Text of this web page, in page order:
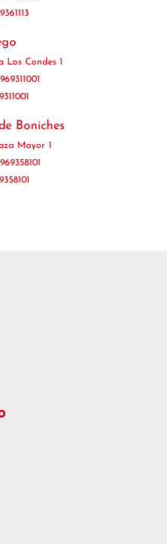
Los Condes 1
969311001
Boniches
Mayor 1
969358101